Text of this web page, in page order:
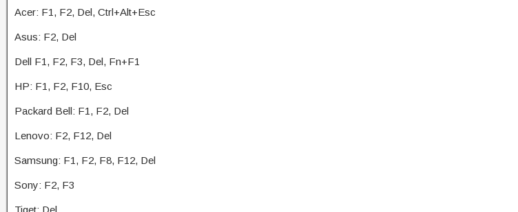
Acer: F1, F2, Del, Ctrl+Alt+Esc
Asus: F2, Del
Dell F1, F2, F3, Del, Fn+F1
HP: F1, F2, F10, Esc
Packard Bell: F1, F2, Del
Lenovo: F2, F12, Del
Samsung: F1, F2, F8, F12, Del
Sony: F2, F3
Tiget: Del